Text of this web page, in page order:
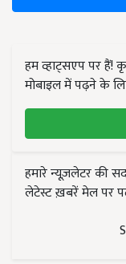
हम व्हाट्सएप पर हैं!
मोबाइल में पढ़ने के
हमारे न्यूज़लेटर की
लेटेस्ट ख़बरें मेल पर